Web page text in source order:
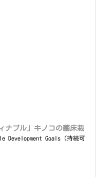
ナブル」キノコの菌床栽
Development Goals（持続可